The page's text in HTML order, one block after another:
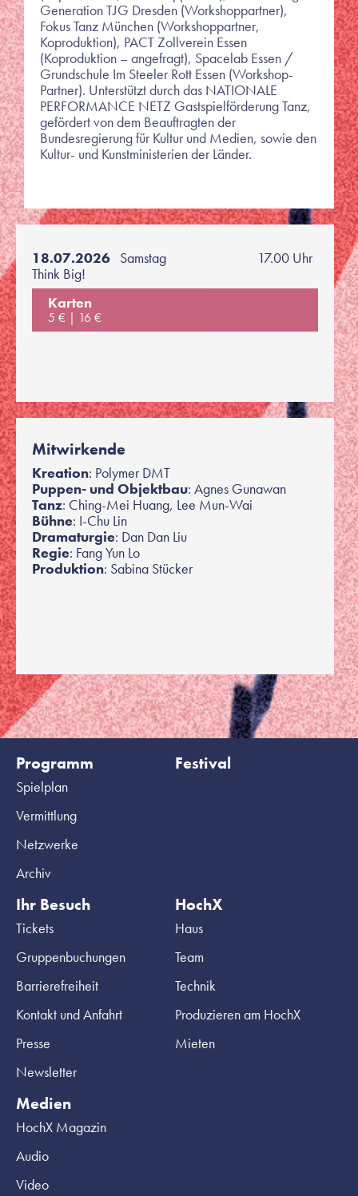
Generation TJG Dresden (Workshoppartner),
Fokus Tanz München (Workshoppartner,
Koproduktion), PACT Zollverein Essen
(Koproduktion – angefragt), Spacelab Essen /
Grundschule Im Steeler Rott Essen (Workshop-
Partner). Unterstützt durch das NATIONALE
PERFORMANCE NETZ Gastspielförderung Tanz,
gefördert von dem Beauftragten der
Bundesregierung für Kultur und Medien, sowie den
Kultur- und Kunstministerien der Länder.
18.07.2026 Samstag
17.00 Uhr
Think Big!
Karten
5 € 16 €
Mitwirkende
Kreation: Polymer DMT
Puppen- und Objektbau: Agnes Gunawan
Tanz: Ching-Mei Huang, Lee Mun-Wai
Bühne: I-Chu Lin
Dramaturgie: Dan Dan Liu
Regie: Fang Yun Lo
Produktion: Sabina Stücker
Programm
Spielplan
Vermittlung
Netzwerke
Archiv
Festival
Ihr Besuch
Tickets
Gruppenbuchungen
Barrierefreiheit
Kontakt und Anfahrt
Presse
Newsletter
HochX
Haus
Team
Technik
Produzieren am HochX
Mieten
Medien
HochX Magazin
Audio
Video